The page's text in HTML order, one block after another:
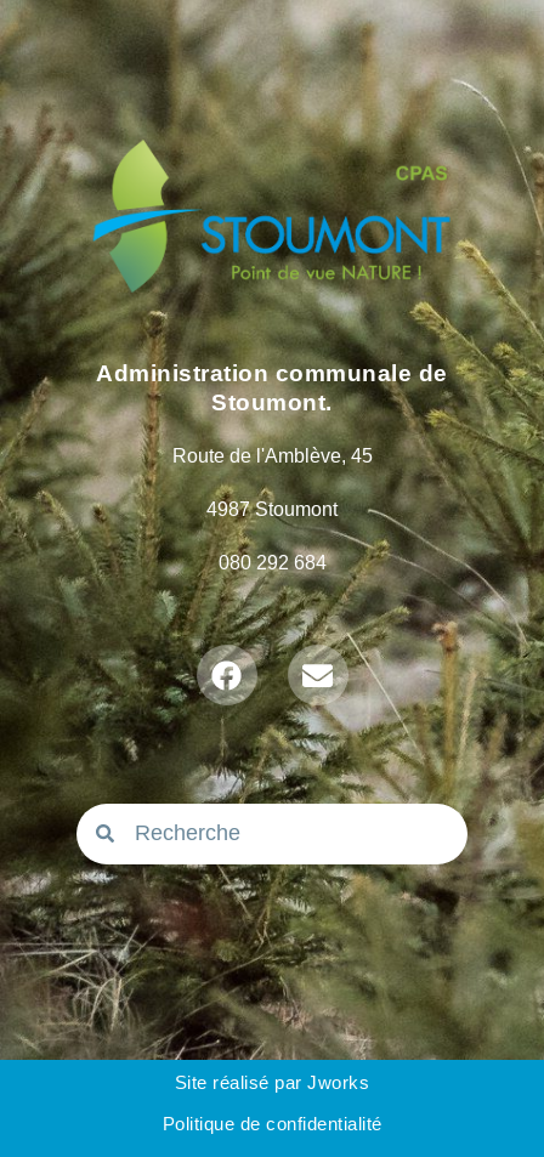
Administration communale de
Stoumont.
Route de l'Amblève, 45
4987 Stoumont
080 292 684
Site réalisé par Jworks
Politique de confidentialité